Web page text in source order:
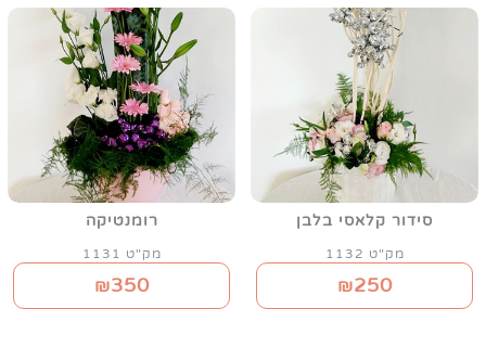
סידור קלאסי בלבן
מק"ט 1132
₪250
רומנטיקה
מק"ט 1131
₪350